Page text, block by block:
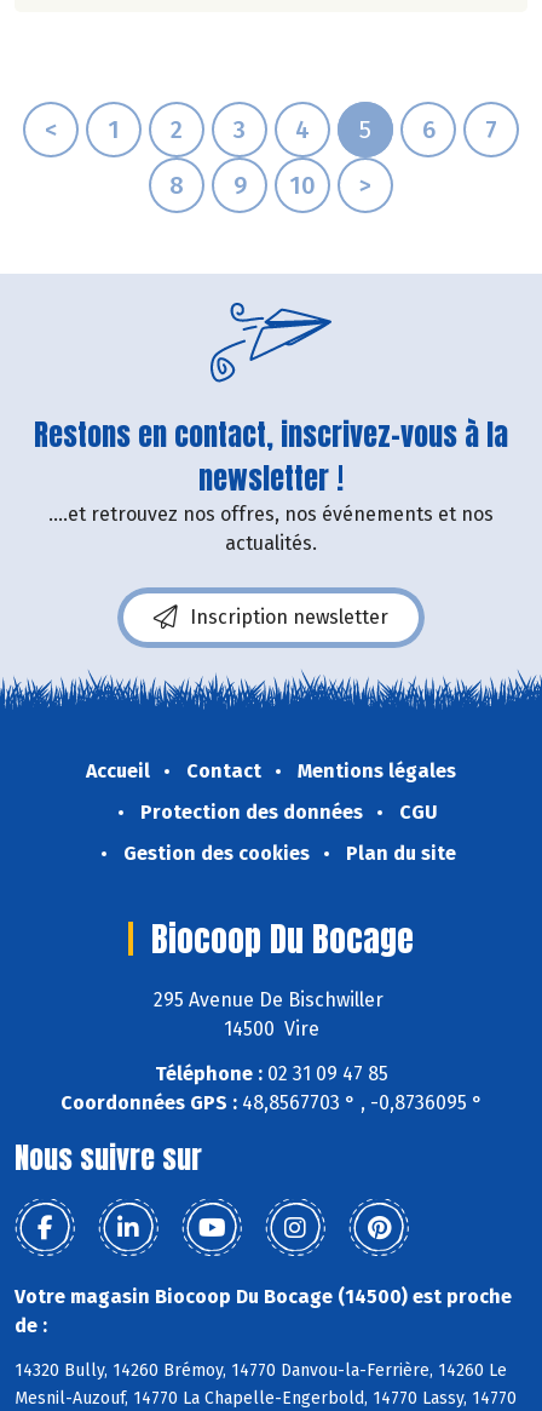
< 1 2 3 4 5 6
7
8
9 10 >
Restons en contact, inscrivez-vous à la
newsletter !
....et retrouvez nos offres, nos événements et nos
actualités.
Inscription newsletter
Accueil Contact
Mentions légales
Protection des données
CGU
Gestion des cookies
Plan du site
Biocoop Du Bocage
295 Avenue De Bischwiller
14500 Vire
Téléphone :02 31 09 47 85
Coordonnées GPS :48,8567703 ° , -0,8736095 °
Nous suivre sur
Votre magasin Biocoop Du Bocage (14500) est proche
de :
14320 Bully, 14260 Brémoy, 14770 Danvou-la-Ferrière, 14260 Le
Mesnil-Auzouf, 14770 La Chapelle-Engerbold, 14770 Lassy, 14770